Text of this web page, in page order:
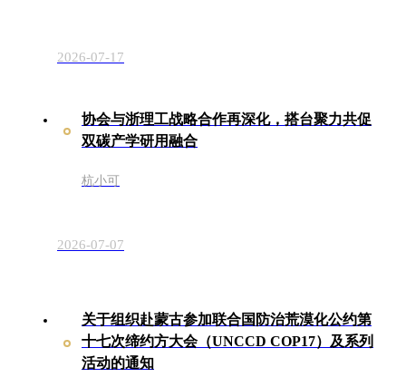
2026-07-17
协会与浙理工战略合作再深化，搭台聚力共促
双碳产学研用融合
杭小可
2026-07-07
关于组织赴蒙古参加联合国防治荒漠化公约第
十七次缔约方大会（UNCCD COP17）及系列
活动的通知